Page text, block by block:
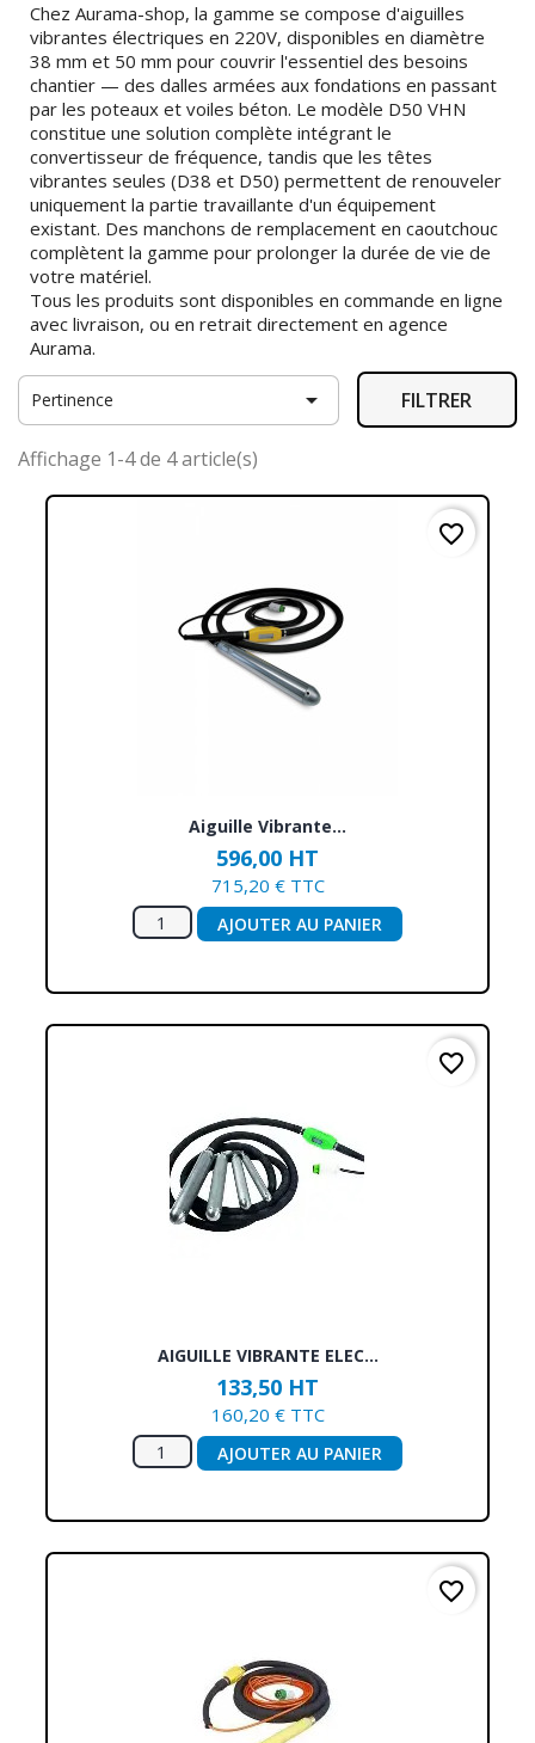
Chez Aurama-shop, la gamme se compose d'aiguilles
vibrantes électriques en 220V, disponibles en diamètre
38 mm et 50 mm pour couvrir l'essentiel des besoins
chantier — des dalles armées aux fondations en passant
par les poteaux et voiles béton. Le modèle D50 VHN
constitue une solution complète intégrant le
convertisseur de fréquence, tandis que les têtes
vibrantes seules (D38 et D50) permettent de renouveler
uniquement la partie travaillante d'un équipement
existant. Des manchons de remplacement en caoutchouc
complètent la gamme pour prolonger la durée de vie de
votre matériel.
Tous les produits sont disponibles en commande en ligne
avec livraison, ou en retrait directement en agence
Aurama.
Pertinence  FILTRER
Affichage 1-4 de 4 article(s)
Aiguille Vibrante...
596,00 HT
715,20 € TTC
AJOUTER AU PANIER
favorite_border
AIGUILLE VIBRANTE ELEC...
133,50 HT
160,20 € TTC
AJOUTER AU PANIER
favorite_border
favorite_border